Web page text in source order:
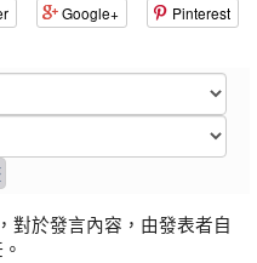
Google+ Pinterest
對於發言內容，由發表者自